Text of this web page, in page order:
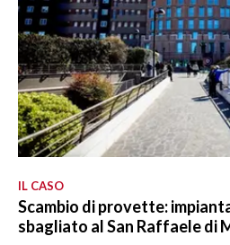
IL CASO
Scambio di provette:
sbagliato al San Raffaele di